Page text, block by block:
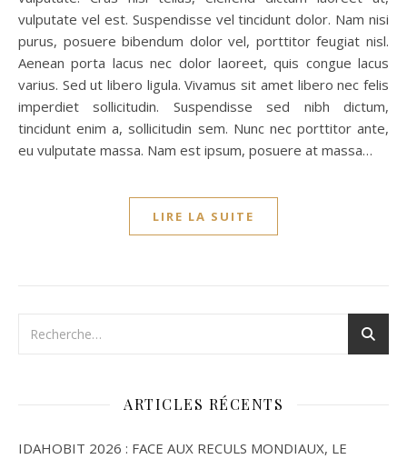
vulputate vel est. Suspendisse vel tincidunt dolor. Nam nisi
purus, posuere bibendum dolor vel, porttitor feugiat nisl.
Aenean porta lacus nec dolor laoreet, quis congue lacus
varius. Sed ut libero ligula. Vivamus sit amet libero nec felis
imperdiet sollicitudin. Suspendisse sed nibh dictum,
tincidunt enim a, sollicitudin sem. Nunc nec porttitor ante,
eu vulputate massa. Nam est ipsum, posuere at massa…
LIRE LA SUITE
ARTICLES RÉCENTS
IDAHOBIT 2026 : FACE AUX RECULS MONDIAUX, LE